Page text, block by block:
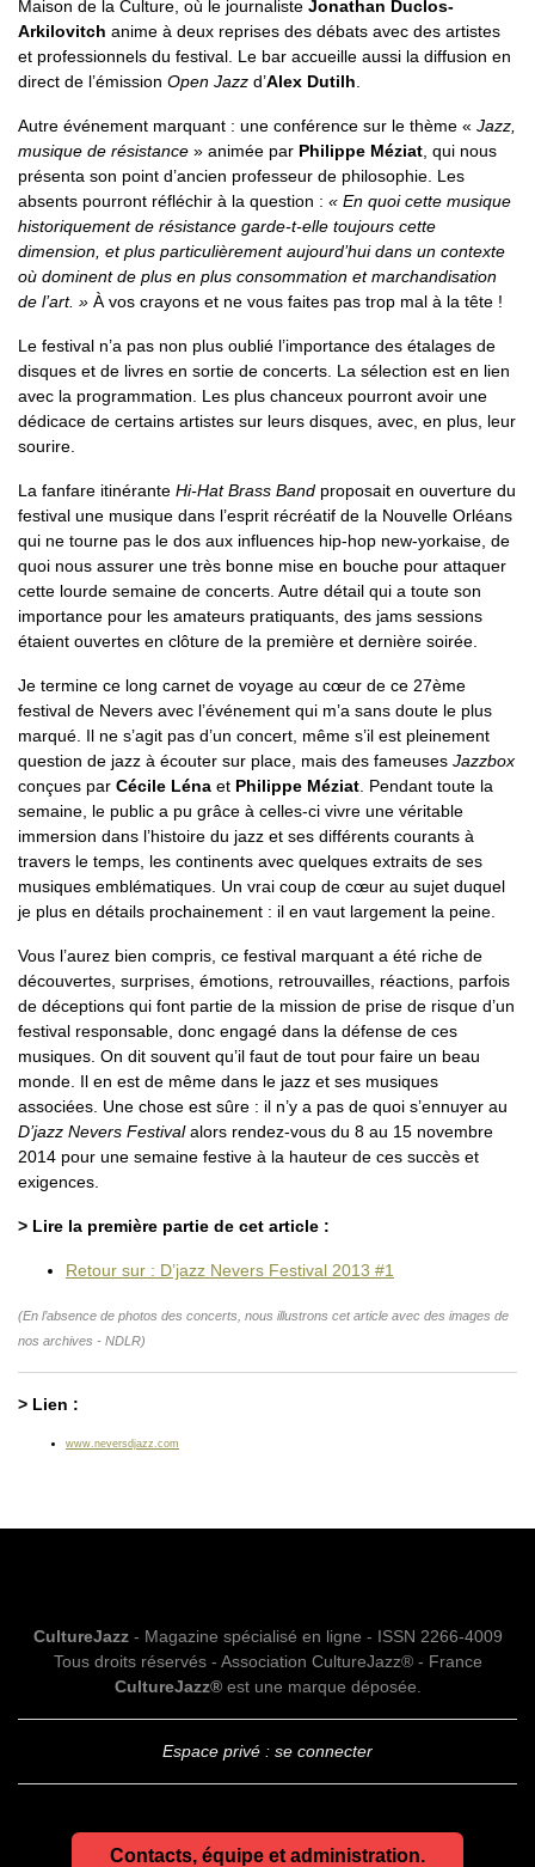
Maison de la Culture, où le journaliste Jonathan Duclos-
Arkilovitch anime à deux reprises des débats avec des artistes
et professionnels du festival. Le bar accueille aussi la diffusion en
direct de l’émission Open Jazz d’Alex Dutilh.
Autre événement marquant : une conférence sur le thème « Jazz,
musique de résistance » animée par Philippe Méziat, qui nous
présenta son point d’ancien professeur de philosophie. Les
absents pourront réfléchir à la question : « En quoi cette musique
historiquement de résistance garde-t-elle toujours cette
dimension, et plus particulièrement aujourd’hui dans un contexte
où dominent de plus en plus consommation et marchandisation
de l’art. » À vos crayons et ne vous faites pas trop mal à la tête !
Le festival n’a pas non plus oublié l’importance des étalages de
disques et de livres en sortie de concerts. La sélection est en lien
avec la programmation. Les plus chanceux pourront avoir une
dédicace de certains artistes sur leurs disques, avec, en plus, leur
sourire.
La fanfare itinérante Hi-Hat Brass Band proposait en ouverture du
festival une musique dans l’esprit récréatif de la Nouvelle Orléans
qui ne tourne pas le dos aux influences hip-hop new-yorkaise, de
quoi nous assurer une très bonne mise en bouche pour attaquer
cette lourde semaine de concerts. Autre détail qui a toute son
importance pour les amateurs pratiquants, des jams sessions
étaient ouvertes en clôture de la première et dernière soirée.
Je termine ce long carnet de voyage au cœur de ce 27ème
festival de Nevers avec l’événement qui m’a sans doute le plus
marqué. Il ne s’agit pas d’un concert, même s’il est pleinement
question de jazz à écouter sur place, mais des fameuses Jazzbox
conçues par Cécile Léna et Philippe Méziat. Pendant toute la
semaine, le public a pu grâce à celles-ci vivre une véritable
immersion dans l’histoire du jazz et ses différents courants à
travers le temps, les continents avec quelques extraits de ses
musiques emblématiques. Un vrai coup de cœur au sujet duquel
je plus en détails prochainement : il en vaut largement la peine.
Vous l’aurez bien compris, ce festival marquant a été riche de
découvertes, surprises, émotions, retrouvailles, réactions, parfois
de déceptions qui font partie de la mission de prise de risque d’un
festival responsable, donc engagé dans la défense de ces
musiques. On dit souvent qu’il faut de tout pour faire un beau
monde. Il en est de même dans le jazz et ses musiques
associées. Une chose est sûre : il n’y a pas de quoi s’ennuyer au
D’jazz Nevers Festivalalors rendez-vous du 8 au 15 novembre
2014 pour une semaine festive à la hauteur de ces succès et
exigences.
> Lire la première partie de cet article :
Retour sur : D’jazz Nevers Festival 2013 #1
(En l’absence de photos des concerts, nous illustrons cet article avec des images de
nos archives - NDLR)
> Lien :
www.neversdjazz.com
CultureJazz- Magazine spécialisé en ligne - ISSN 2266-4009
Tous droits réservés - Association CultureJazz® - France
CultureJazz®est une marque déposée.
Espace privé : se connecter
Contacts, équipe et administration.